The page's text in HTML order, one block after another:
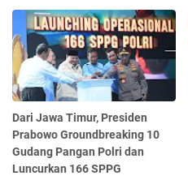
Dari Jawa Timur, Presiden
Prabowo Groundbreaking 10
Gudang Pangan Polri dan
Luncurkan 166 SPPG